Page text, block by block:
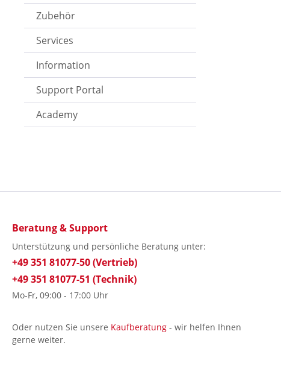
Zubehör
Services
Information
Support Portal
Academy
Beratung & Support
Unterstützung und persönliche Beratung unter:
+49 351 81077-50 (Vertrieb)
+49 351 81077-51 (Technik)
Mo-Fr, 09:00 - 17:00 Uhr
Oder nutzen Sie unsere Kaufberatung - wir helfen Ihnen
gerne weiter.